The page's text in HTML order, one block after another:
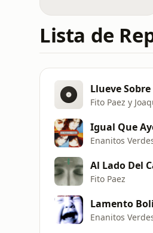
Lista de
Llueve
Fito Paez y
Igual Que
Enanitos
Al Lado Del
Fito Paez
Lamento
Enanitos